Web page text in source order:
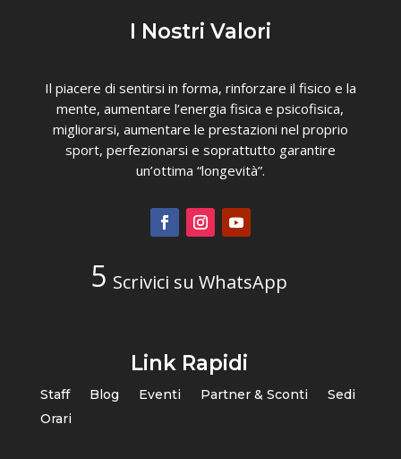
I Nostri Valori
Il piacere di sentirsi in forma, rinforzare il fisico e la
mente, aumentare l’energia fisica e psicofisica,
migliorarsi, aumentare le prestazioni nel proprio
sport, perfezionarsi e soprattutto garantire
un’ottima “longevità”.
Scrivici su WhatsApp
Link Rapidi
Staff Blog Eventi Partner & Sconti
Sedi
Orari